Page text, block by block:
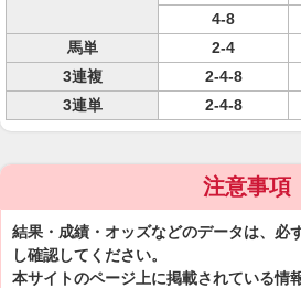
4-8
馬単
2-4
3連複
2-4-8
3連単
2-4-8
注意事項
結果・成績・オッズなどのデータは、必
し確認してください。
本サイトのページ上に掲載されている情